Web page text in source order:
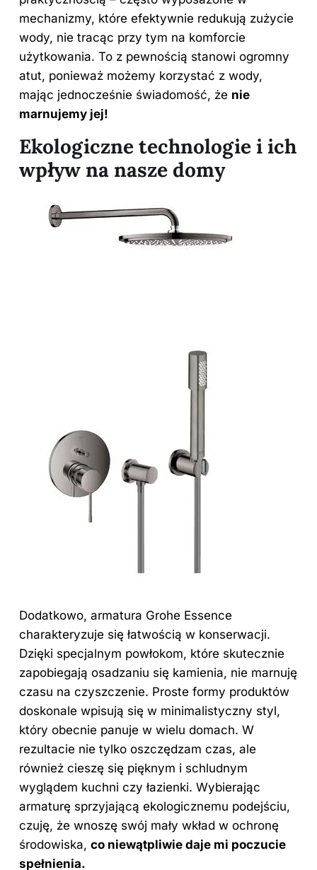
mechanizmy, które efektywnie redukują zużycie
wody, nie tracąc przy tym na komforcie
użytkowania. To z pewnością stanowi ogromny
atut, ponieważ możemy korzystać z wody,
mając jednocześnie świadomość, że nie
marnujemy jej!
Ekologiczne technologie i ich
wpływ na nasze domy
Dodatkowo, armatura Grohe Essence
charakteryzuje się łatwością w konserwacji.
Dzięki specjalnym powłokom, które skutecznie
zapobiegają osadzaniu się kamienia, nie marnuję
czasu na czyszczenie. Proste formy produktów
doskonale wpisują się w minimalistyczny styl,
który obecnie panuje w wielu domach. W
rezultacie nie tylko oszczędzam czas, ale
również cieszę się pięknym i schludnym
wyglądem kuchni czy łazienki. Wybierając
armaturę sprzyjającą ekologicznemu podejściu,
czuję, że wnoszę swój mały wkład w ochronę
środowiska, co niewątpliwie daje mi poczucie
spełnienia.